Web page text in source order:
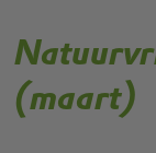
(maart)